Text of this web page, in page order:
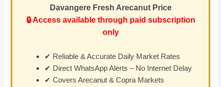
Davangere Fresh Arecanut Price
🔒 Access available through paid subscription
only
✔ Reliable & Accurate Daily Market Rates
✔ Direct WhatsApp Alerts – No Internet Delay
✔ Covers Arecanut & Copra Markets